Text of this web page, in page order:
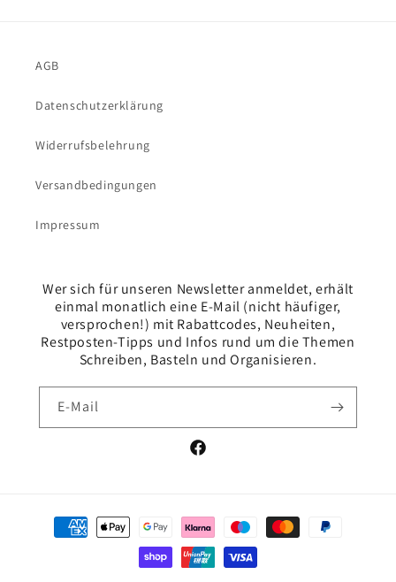
AGB
Datenschutzerklärung
Widerrufsbelehrung
Versandbedingungen
Impressum
Wer sich für unseren Newsletter anmeldet, erhält
einmal monatlich eine E-Mail (nicht häufiger,
versprochen!) mit Rabattcodes, Neuheiten,
Restposten-Tipps und Infos rund um die Themen
Schreiben, Basteln und Organisieren.
E-Mail
Facebook
Zahlungsmethoden